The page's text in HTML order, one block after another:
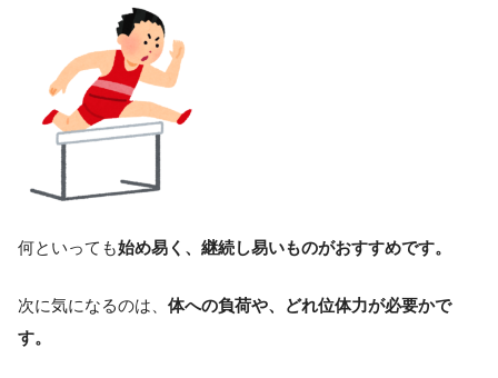
何といっても始め易く、継続し易いものがおすすめです。
次に気になるのは、 体への負荷や、どれ位体力が必要かで
す。